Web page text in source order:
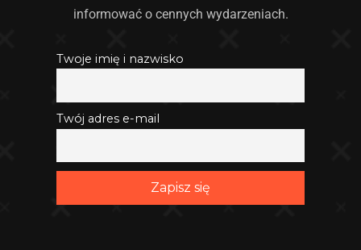
informować o cennych wydarzeniach.
Twoje imię i nazwisko
Twój adres e-mail